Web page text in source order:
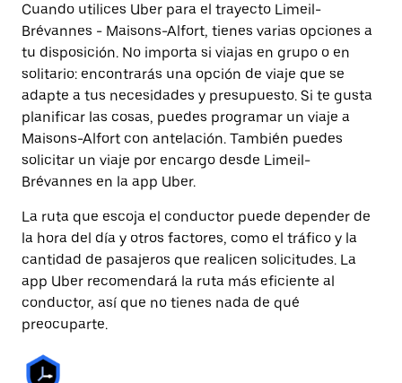
Cuando utilices Uber para el trayecto Limeil-
Brévannes - Maisons-Alfort, tienes varias opciones a
tu disposición. No importa si viajas en grupo o en
solitario: encontrarás una opción de viaje que se
adapte a tus necesidades y presupuesto. Si te gusta
planificar las cosas, puedes programar un viaje a
Maisons-Alfort con antelación. También puedes
solicitar un viaje por encargo desde Limeil-
Brévannes en la app Uber.
La ruta que escoja el conductor puede depender de
la hora del día y otros factores, como el tráfico y la
cantidad de pasajeros que realicen solicitudes. La
app Uber recomendará la ruta más eficiente al
conductor, así que no tienes nada de qué
preocuparte.